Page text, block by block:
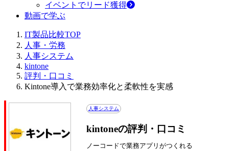
イベントでリード獲得
動画で学ぶ
IT製品比較TOP
人事・労務
人事システム
kintone
評判・口コミ
Kintone導入で業務効率化と柔軟性を実感
人事システム
kintoneの評判・口コミ
ノーコードで業務アプリがつくれる